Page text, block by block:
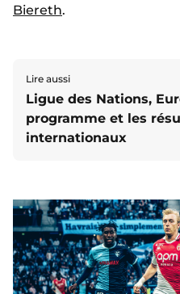
Biereth.
Lire aussi
Ligue des Nations,
programme et les
internationaux